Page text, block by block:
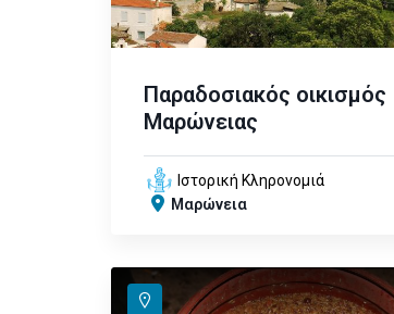
Παραδοσιακός οικισμός
Μαρώνειας
Ιστορική Κληρονομιά
Μαρώνεια